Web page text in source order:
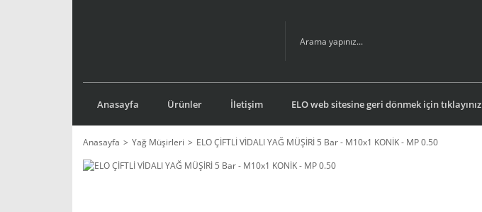
Anasayfa Ürünler İletişim ELO web sitesine geri dönmek için tıklayınız
Anasayfa Yağ Müşirleri ELO ÇİFTLİ VİDALI YAĞ MÜŞİRİ 5 Bar - M10x1 KONİK - MP 0.50